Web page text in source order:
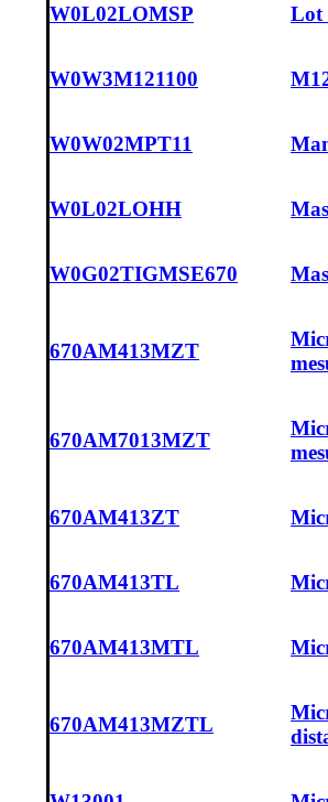
W0L02LOMSP Lot
W0W3M121100
W0W02MPT11
W0L02LOHH
W0G02TIGMSE670
670AM413MZT
670AM7013MZT
670AM413ZT
670AM413TL
670AM413MTL
670AM413MZTL